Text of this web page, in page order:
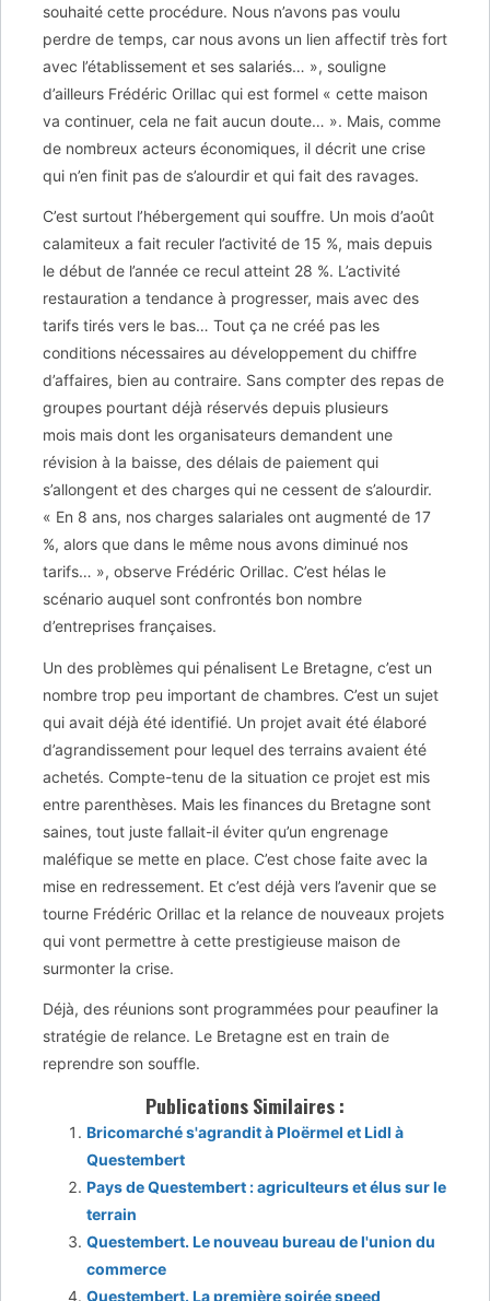
souhaité cette procédure. Nous n’avons pas voulu
perdre de temps, car nous avons un lien affectif très fort
avec l’établissement et ses salariés… », souligne
d’ailleurs Frédéric Orillac qui est formel « cette maison
va continuer, cela ne fait aucun doute… ». Mais, comme
de nombreux acteurs économiques, il décrit une crise
qui n’en finit pas de s’alourdir et qui fait des ravages.
C’est surtout l’hébergement qui souffre. Un mois d’août
calamiteux a fait reculer l’activité de 15 %, mais depuis
le début de l’année ce recul atteint 28 %. L’activité
restauration a tendance à progresser, mais avec des
tarifs tirés vers le bas… Tout ça ne créé pas les
conditions nécessaires au développement du chiffre
d’affaires, bien au contraire. Sans compter des repas de
groupes pourtant déjà réservés depuis plusieurs
mois mais dont les organisateurs demandent une
révision à la baisse, des délais de paiement qui
s’allongent et des charges qui ne cessent de s’alourdir.
« En 8 ans, nos charges salariales ont augmenté de 17
%, alors que dans le même nous avons diminué nos
tarifs… », observe Frédéric Orillac. C’est hélas le
scénario auquel sont confrontés bon nombre
d’entreprises françaises.
Un des problèmes qui pénalisent Le Bretagne, c’est un
nombre trop peu important de chambres. C’est un sujet
qui avait déjà été identifié. Un projet avait été élaboré
d’agrandissement pour lequel des terrains avaient été
achetés. Compte-tenu de la situation ce projet est mis
entre parenthèses. Mais les finances du Bretagne sont
saines, tout juste fallait-il éviter qu’un engrenage
maléfique se mette en place. C’est chose faite avec la
mise en redressement. Et c’est déjà vers l’avenir que se
tourne Frédéric Orillac et la relance de nouveaux projets
qui vont permettre à cette prestigieuse maison de
surmonter la crise.
Déjà, des réunions sont programmées pour peaufiner la
stratégie de relance. Le Bretagne est en train de
reprendre son souffle.
Publications Similaires :
Bricomarché s'agrandit à Ploërmel et Lidl à
Questembert
Pays de Questembert : agriculteurs et élus sur le
terrain
Questembert. Le nouveau bureau de l'union du
commerce
Questembert. La première soirée speed